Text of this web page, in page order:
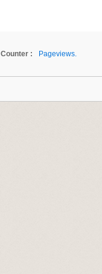
Counter :
Pageviews.